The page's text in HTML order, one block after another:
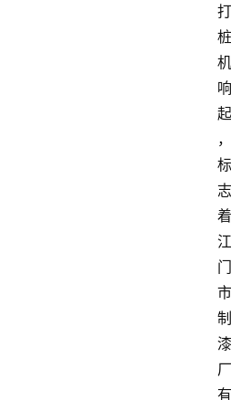
打
桩
机
响
起
，
标
志
着
江
门
市
制
漆
厂
有